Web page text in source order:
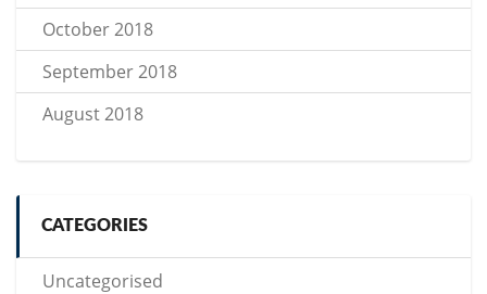
October 2018
September 2018
August 2018
CATEGORIES
Uncategorised